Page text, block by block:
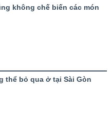
không chế biến các món
thể bỏ qua ở tại Sài Gòn